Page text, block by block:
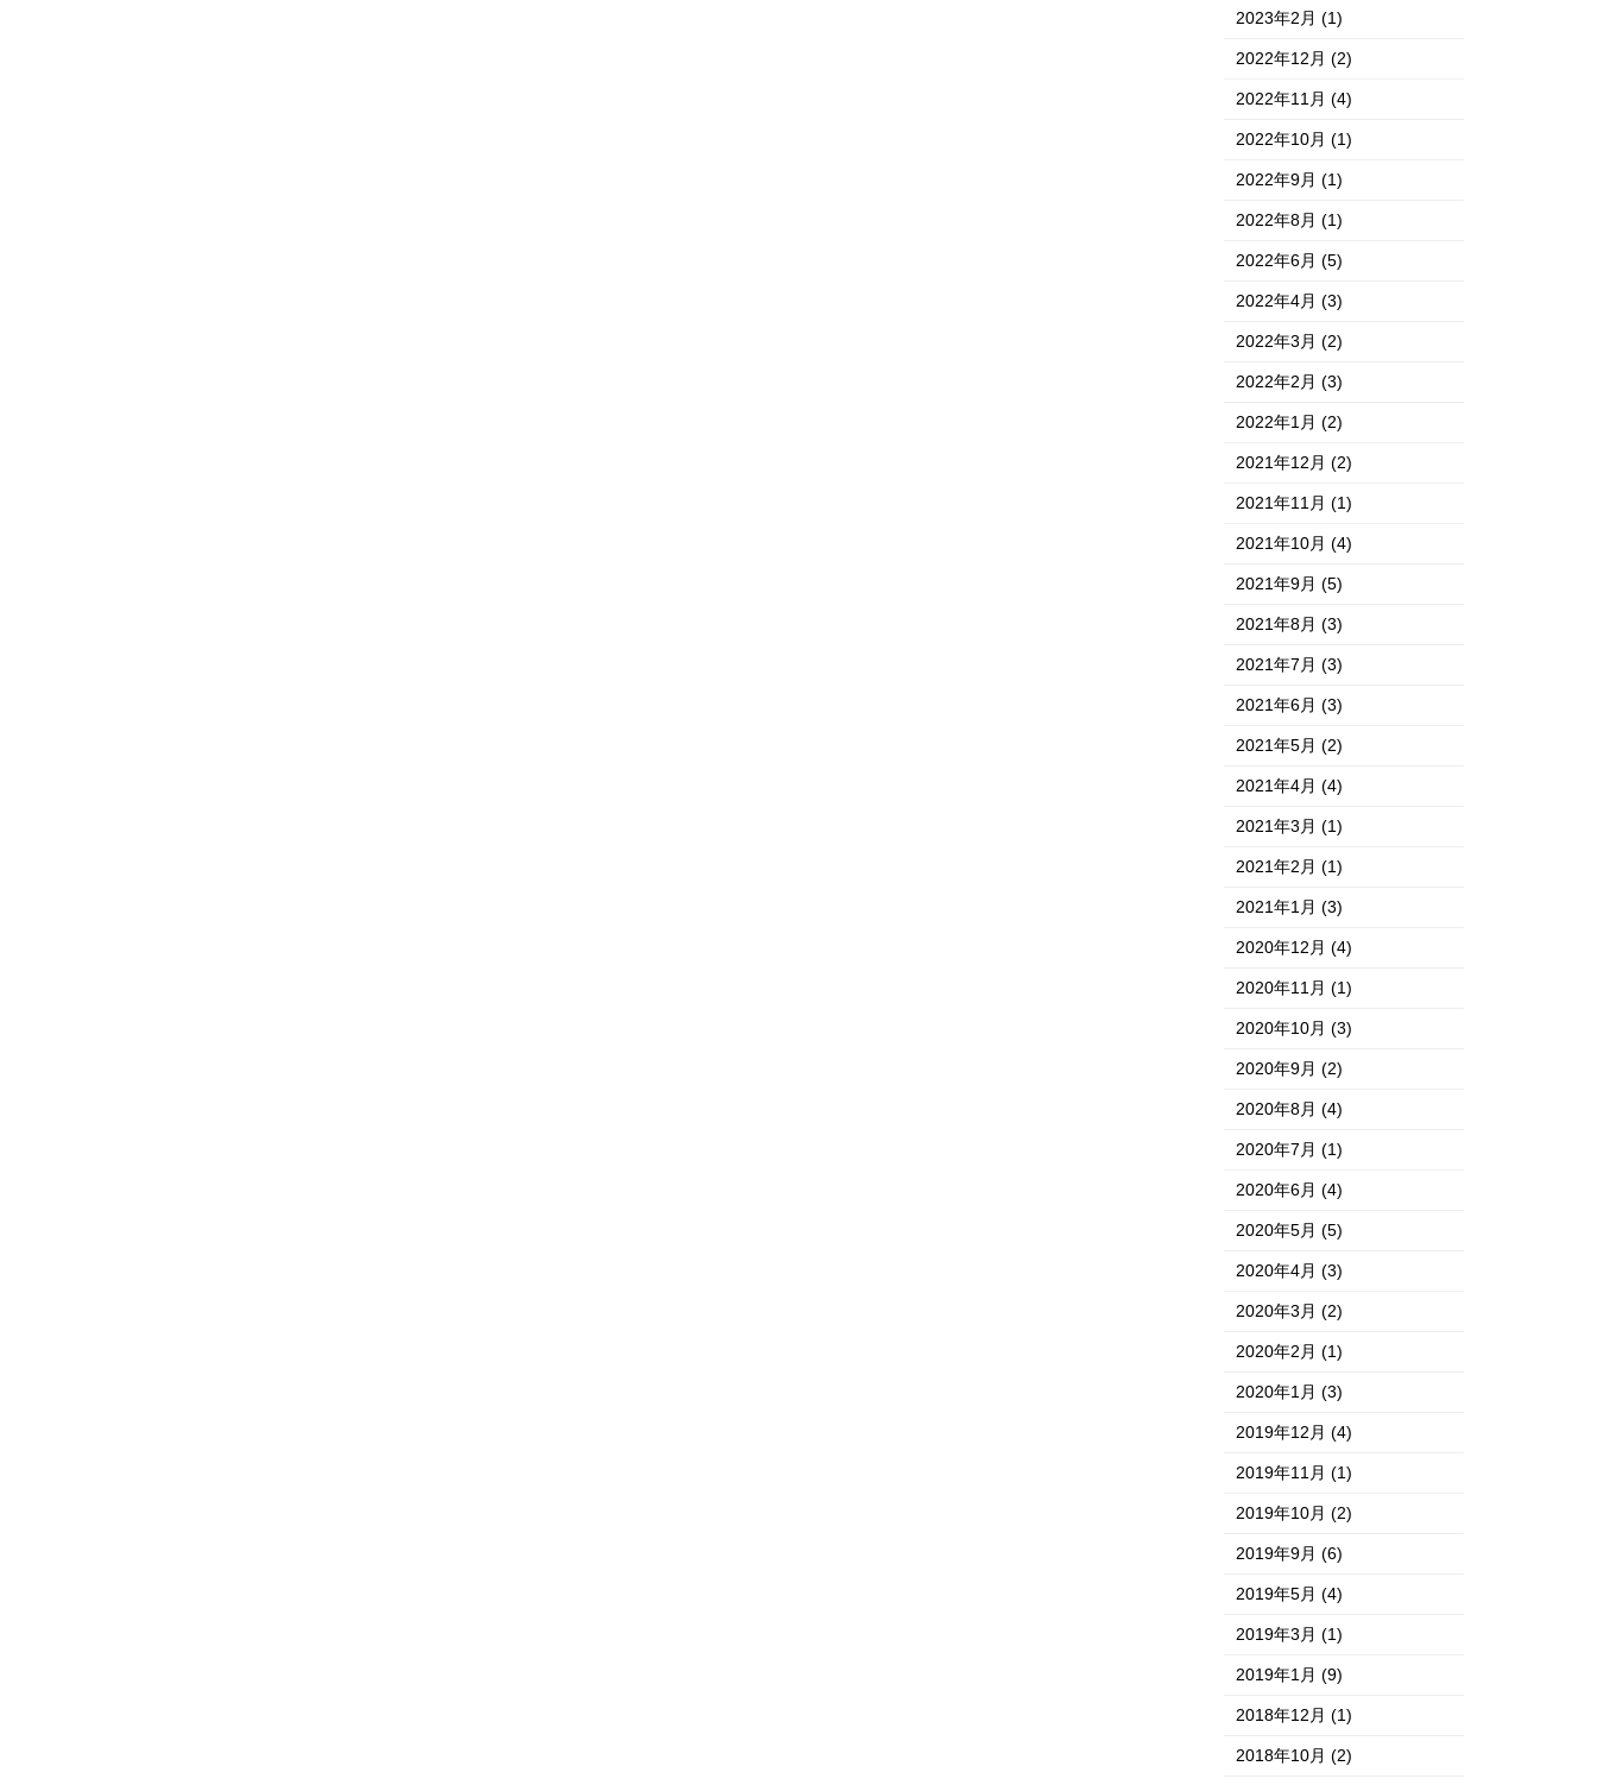
2023年2月(1)
2022年12月(2)
2022年11月(4)
2022年10月(1)
2022年9月(1)
2022年8月(1)
2022年6月(5)
2022年4月(3)
2022年3月(2)
2022年2月(3)
2022年1月(2)
2021年12月(2)
2021年11月(1)
2021年10月(4)
2021年9月(5)
2021年8月(3)
2021年7月(3)
2021年6月(3)
2021年5月(2)
2021年4月(4)
2021年3月(1)
2021年2月(1)
2021年1月(3)
2020年12月(4)
2020年11月(1)
2020年10月(3)
2020年9月(2)
2020年8月(4)
2020年7月(1)
2020年6月(4)
2020年5月(5)
2020年4月(3)
2020年3月(2)
2020年2月(1)
2020年1月(3)
2019年12月(4)
2019年11月(1)
2019年10月(2)
2019年9月(6)
2019年5月(4)
2019年3月(1)
2019年1月(9)
2018年12月(1)
2018年10月(2)